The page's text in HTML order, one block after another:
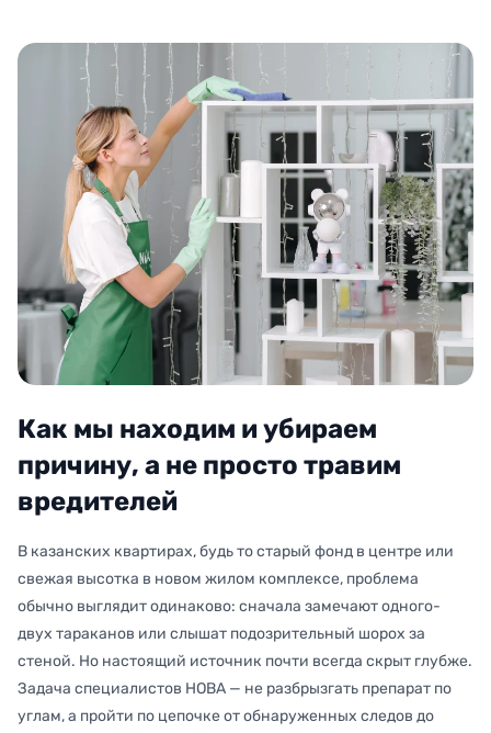
Как мы находим и убираем
причину, а не просто травим
вредителей
В казанских квартирах, будь то старый фонд в центре или
свежая высотка в новом жилом комплексе, проблема
обычно выглядит одинаково: сначала замечают одного-
двух тараканов или слышат подозрительный шорох за
стеной. Но настоящий источник почти всегда скрыт глубже.
Задача специалистов НОВА — не разбрызгать препарат по
углам, а пройти по цепочке от обнаруженных следов до